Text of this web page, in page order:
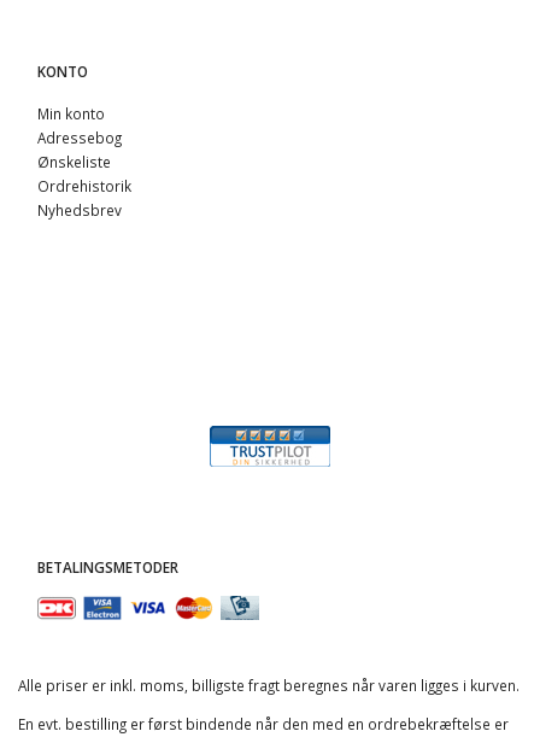
KONTO
Min konto
Adressebog
Ønskeliste
Ordrehistorik
Nyhedsbrev
BETALINGSMETODER
Alle priser er inkl. moms, billigste fragt beregnes når varen ligges i kurven.
En evt. bestilling er først bindende når den med en ordrebekræftelse er